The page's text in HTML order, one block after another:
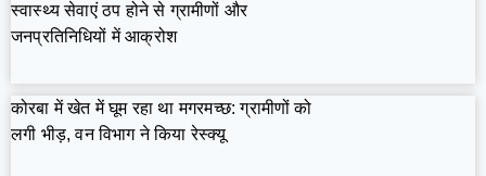
स्वास्थ्य सेवाएं ठप होने से ग्रामीणों और
जनप्रतिनिधियों में आक्रोश
कोरबा में खेत में घूम रहा था मगरमच्छ: ग्रामीणों को
लगी भीड़, वन विभाग ने किया रेस्क्यू